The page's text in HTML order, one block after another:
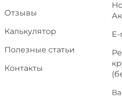
Отзывы
Калькулятор
Полезные статьи
Контакты